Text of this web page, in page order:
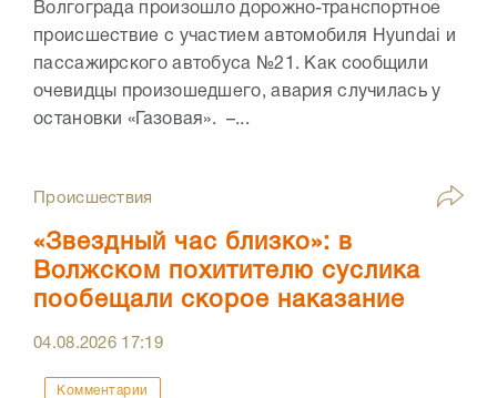
Волгограда произошло дорожно-транспортное
происшествие с участием автомобиля Hyundai и
пассажирского автобуса №21. Как сообщили
очевидцы произошедшего, авария случилась у
остановки «Газовая». –...
Происшествия
«Звездный час близко»: в
Волжском похитителю суслика
пообещали скорое наказание
04.08.2026 17:19
Комментарии